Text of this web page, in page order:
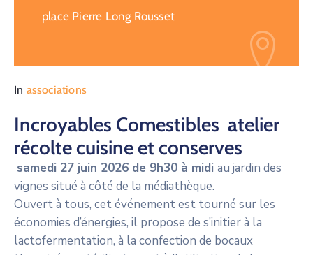
place Pierre Long Rousset
In associations
Incroyables Comestibles atelier
récolte cuisine et conserves
samedi 27 juin 2026 de 9h30 à midi au jardin des
vignes situé à côté de la médiathèque.
Ouvert à tous, cet événement est tourné sur les
économies d’énergies, il propose de s’initier à la
lactofermentation, à la confection de bocaux